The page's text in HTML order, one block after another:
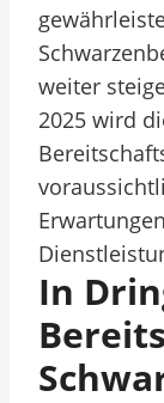
weiter
2025 wird
In